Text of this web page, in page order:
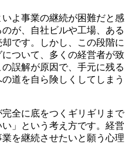
よ事業の継続が困難だと感
が、自社ビルや工場、ある
です。しかし、この段階に
ついて、多くの経営者が致
誤解が原因で、手元に残る
道を自ら険しくしてしまう
全に底をつくギリギリまで
」という考え方です。経営
を継続させたいと願う心理